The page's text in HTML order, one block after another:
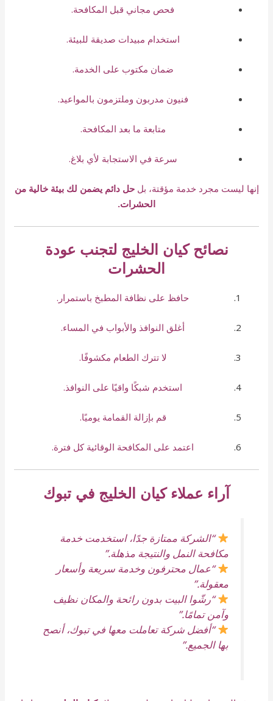
فحص مجاني قبل المكافحة.
استخدام مبيدات صديقة للبيئة.
ضمان مكتوب على الخدمة.
فنيون مدربون وملتزمون بالمواعيد.
متابعة ما بعد المكافحة.
سرعة في الاستجابة لأي بلاغ.
إنها ليست مجرد خدمة مؤقتة، بلحل دائم يضمن لك بيئة خالية من
الحشرات.
نصائح كيان الخليج لتجنب عودة
الحشرات
حافظ على نظافة المطبخ باستمرار.
أغلق النوافذ والأبواب في المساء.
لا تترك الطعام مكشوفًا.
استخدم شبكًا واقيًا على النوافذ.
قم بإزالة القمامة يوميًا.
اعتمد على المكافحة الوقائية كل فترة.
آراء عملاء كيان الخليج في تبوك
“الشركة ممتازة جدًا، استخدمت خدمة
مكافحة النمل والنتيجة مذهلة.”
“عمال محترفون وخدمة سريعة وأسعار
معقولة.”
“رشّوا البيت بدون رائحة والمكان نظيف
وآمن تمامًا.”
“أفضل شركة تعاملت معها في تبوك، أنصح
بها الجميع.”